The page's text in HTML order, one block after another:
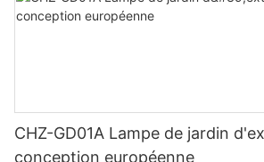
CHZ-GD01A Lampe de jardin
conception européenne